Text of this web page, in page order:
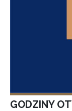
GODZINY